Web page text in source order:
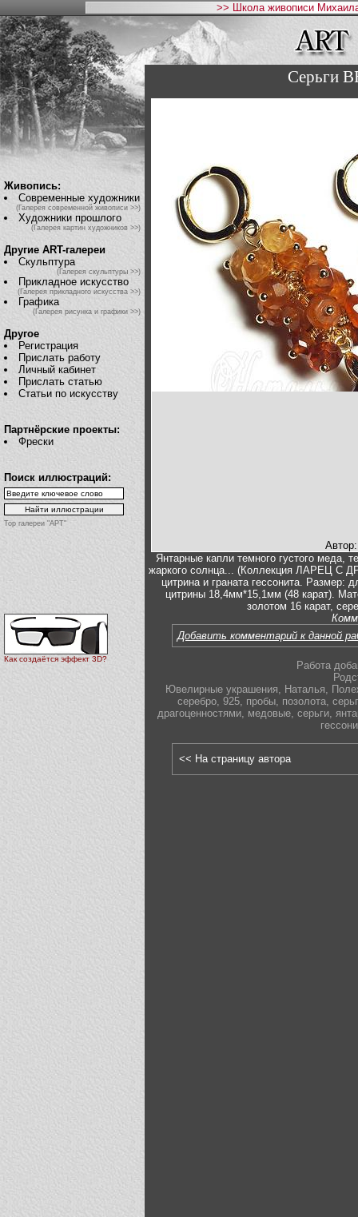
>> Школа живописи
Живопись:
Современные художники
(Галерея современной живописи >>)
Художники прошлого
(Галерея картин художников >>)
Другие ART-галереи
Скульптура
(Галерея скульптуры >>)
Прикладное искусство
(Галерея прикладного искусства >>)
Графика
(Галерея рисунка и графики >>)
Другое
Регистрация
Прислать работу
Личный кабинет
Прислать статью
Статьи по искусству
Партнёрские проекты:
Фрески
Поиск иллюстраций:
Top галереи "АРТ"
Как создаётся эффект 3D?
Серьги
Янтарные капли темного густого меда,
жаркого солнца... (Коллекция ЛАРЕЦ С
цитрина и граната гессонита.
цитрины 18,4мм*15,1мм (48 карат).
золотом 16 карат,
Добавить комментарий к данной
Работа
Ювелирные украшения, Наталья,
серебро, 925, пробы, позолота,
драгоценностями, медовые, серьги,
<< На страницу автора